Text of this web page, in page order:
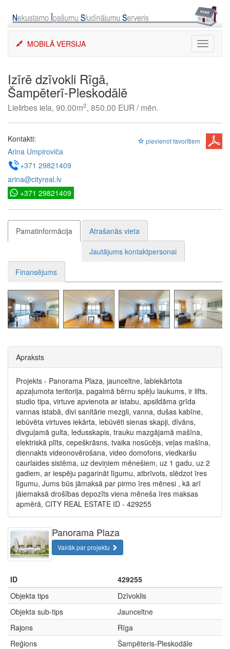
content
Toggle
MOBILĀ VERSIJA
Izīrē dzīvokli Rīgā,
Šampēterī-Pleskodālē
Lielirbes iela, 90.00m2, 850.00 EUR / mēn.
pievienot favorītiem
Kontakti:
Arina Umpiroviča
+371 29821409
arina@cityreal.lv
+371 29821409
Pamatinformācija
Atrašanās vieta
Jautājums kontaktpersonai
Finansējums
Apraksts
Projekts - Panorama Plaza, jaunceltne, labiekārtota
apzaļumota teritorija, pagalmā bērnu spēļu laukums, ir lifts,
studio tipa, virtuve apvienota ar istabu, apsildāma grīda
vannas istabā, divi sanitārie mezgli, vanna, dušas kabīne,
iebūvēta virtuves iekārta, iebūvēti sienas skapji, dīvāns,
divguļamā gulta, ledusskapis, trauku mazgājamā mašīna,
elektriskā plīts, cepeškrāsns, tvaika nosūcējs, veļas mašīna,
diennakts videonovērošana, video domofons, viedkaršu
caurlaides sistēma, uz deviņiem mēnešiem, uz 1 gadu, uz 2
gadiem, ar iespēju pagarināt līgumu, atbrīvots, slēdzot īres
līgumu, Jums būs jāmaksā par pirmo īres mēnesi , kā arī
jāiemaksā drošības depozīts viena mēneša īres maksas
apmērā, CITY REAL ESTATE ID - 429255
Panorama Plaza
Vairāk par projektu
ID
429255
Objekta tips
Dzīvoklis
Objekta sub-tips
Jaunceltne
Rajons
Rīga
Reģions
Šampēteris-Pleskodāle